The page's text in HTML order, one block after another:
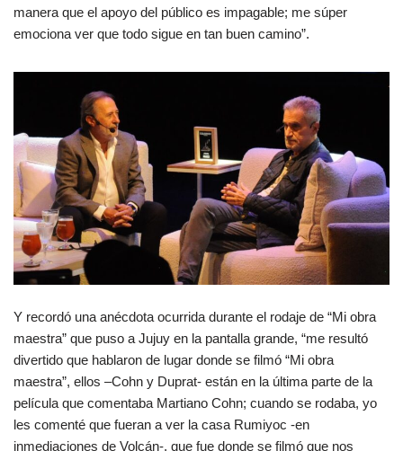
manera que el apoyo del público es impagable; me súper
emociona ver que todo sigue en tan buen camino”.
Y recordó una anécdota ocurrida durante el rodaje de “Mi obra
maestra” que puso a Jujuy en la pantalla grande, “me resultó
divertido que hablaron de lugar donde se filmó “Mi obra
maestra”, ellos –Cohn y Duprat- están en la última parte de la
película que comentaba Martiano Cohn; cuando se rodaba, yo
les comenté que fueran a ver la casa Rumiyoc -en
inmediaciones de Volcán-, que fue donde se filmó que nos